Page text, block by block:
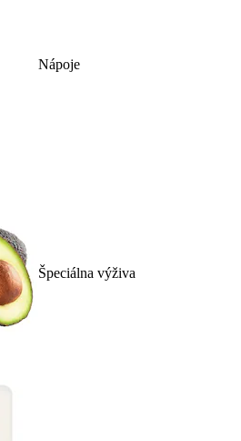
Nápoje
Špeciálna výživa